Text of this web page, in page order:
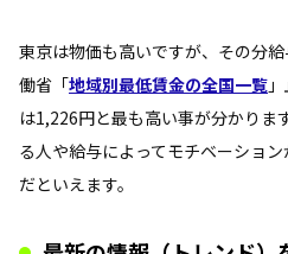
東京は物価も高いですが、その分
働省「地域別最低賃金の全国一覧
は1,226円と最も高い事が分かりま
る人や給与によってモチベーショ
だといえます。